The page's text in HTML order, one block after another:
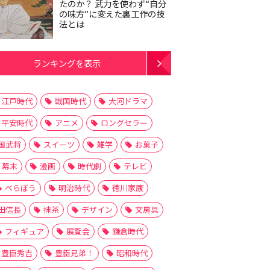
たのか？ 武力を使わず“自分
の味方”に変えた裏工作の技
法とは
ランキングを表示
江戸時代 戦国時代
大河ドラマ
平安時代
アニメ
ロングセラー
武将
スイーツ 雑学
お菓子
幕末
漫画 時代劇
テレビ
べらぼう
明治時代
徳川家康
信長
抹茶 デザイン
文房具
フィギュア
展覧会
鎌倉時代
豊臣秀吉
豊臣兄弟！
昭和時代